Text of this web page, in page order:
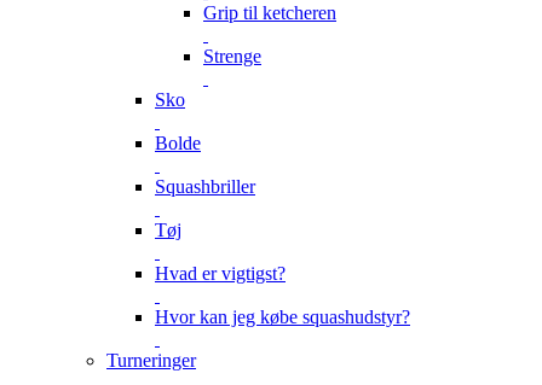
Grip til ketcheren
Strenge
Sko
Bolde
Squashbriller
Tøj
Hvad er vigtigst?
Hvor kan jeg købe squashudstyr?
Turneringer